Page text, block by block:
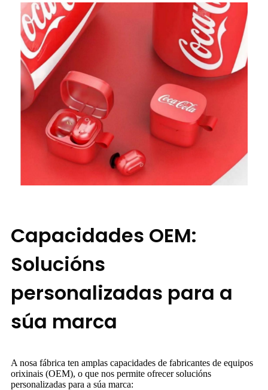
Capacidades OEM:
Solucións
personalizadas para a
súa marca
A nosa fábrica ten amplas capacidades de fabricantes de equipos
orixinais (OEM), o que nos permite ofrecer solucións
personalizadas para a súa marca: